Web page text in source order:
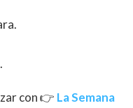
con 👉 La Semana